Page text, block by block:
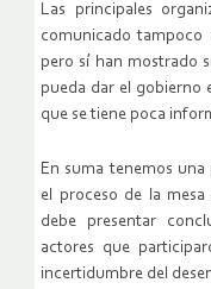
Las principales
comunicado tampoco
pero sí han mostrado
pueda dar el gobierno
que se tiene poca
En suma tenemos
el proceso de la
debe presentar
actores que
incertidumbre del